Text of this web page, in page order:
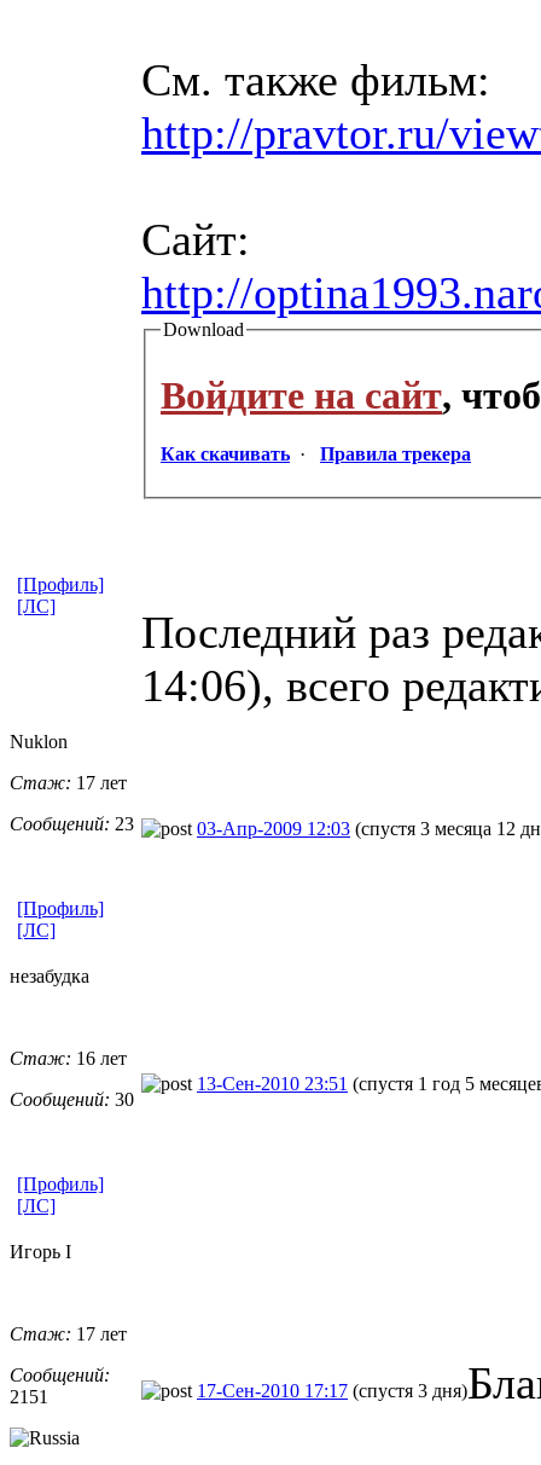
См. также фильм:
http://pravtor.ru/
Сайт:
http://
Download
Войдите на сайт,
Как скачивать · Правила трекера
Последний раз
14:06), всего
[Профиль]
[ЛС]
Nuklon
Стаж: 17 лет
Сообщений: 23 03-Апр-2009 12:03 (спустя 3 месяца 12
[Профиль]
[ЛС]
незабудка
Стаж: 16 лет
Сообщений: 30
13-Сен-2010 23:51 (спустя 1 год 5
[Профиль]
[ЛС]
Игорь I
Стаж: 17 лет
Сообщений:
2151
17-Сен-2010 17:17 (спустя 3 дня)